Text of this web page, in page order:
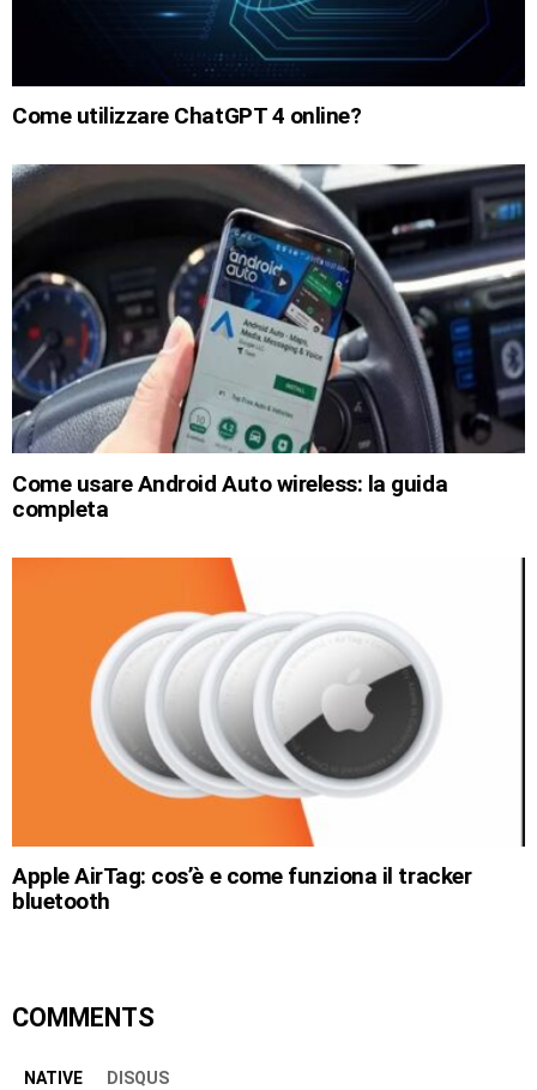
Come utilizzare ChatGPT 4 online?
Come usare Android Auto wireless: la guida
completa
Apple AirTag: cos’è e come funziona il tracker
bluetooth
COMMENTS
NATIVE DISQUS